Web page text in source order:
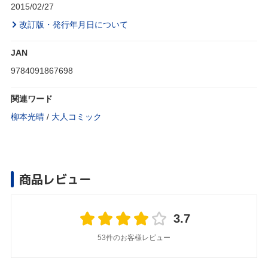
2015/02/27
改訂版・発行年月日について
JAN
9784091867698
関連ワード
柳本光晴 / 大人コミック
商品レビュー
3.7
53件のお客様レビュー